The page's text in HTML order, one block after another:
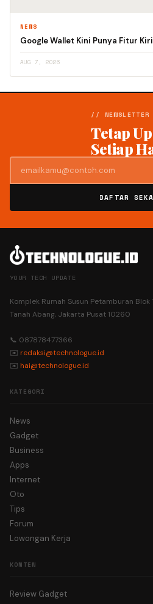
NEWS
Google Wallet Kini Punya Fitur
AUG 7, 2026
// NEWSLETTER
Tetap
Setiap
DAFTAR
YOUR TECH UPDATE
Komplek Rumah Susun Petamburan Blok
Tanah Abang, Jakarta Pusat 10260
📞 087878477366
✉️ redaksi@technologue.id
✉️ hai@technologue.id
KATEGORI
News
Gadget
Business
Apps
Internet
Oto
Tips
Forum
Lowongan Kerja
KONTEN
Review Gadget